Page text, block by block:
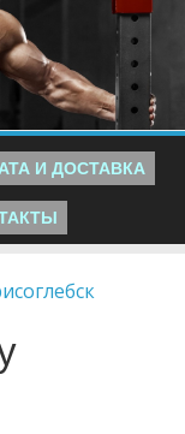
И ДОСТАВКА